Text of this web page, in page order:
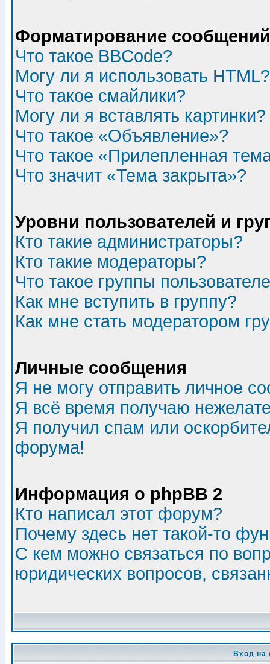
Форматирование
Что такое BBCode?
Могу ли я использовать HTML?
Что такое смайлики?
Могу ли я вставлять картинки?
Что такое «Объявление»?
Что такое «Прилепленная
Что значит «Тема закрыта»?
Уровни пользователей и
Кто такие администраторы?
Кто такие модераторы?
Что такое группы
Как мне вступить в группу?
Как мне стать модератором
Личные сообщения
Я не могу отправить личное
Я всё время получаю
Я получил спам или
форума!
Информация о phpBB 2
Кто написал этот форум?
Почему здесь нет такой-то
С кем можно связаться по
юридических вопросов,
Вход на